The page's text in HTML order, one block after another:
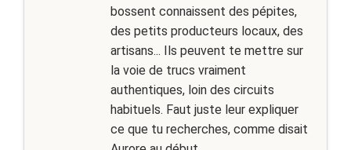
bossent connaissent des pépites,
des petits producteurs locaux, des
artisans... Ils peuvent te mettre sur
la voie de trucs vraiment
authentiques, loin des circuits
habituels. Faut juste leur expliquer
ce que tu recherches, comme disait